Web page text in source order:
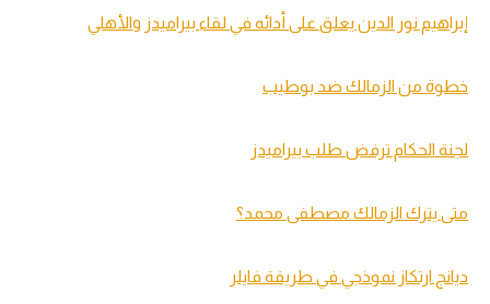
إبراهيم نور الدين يعلق على أدائه في لقاء بيراميدز والأهلي
خطوة من الزمالك ضد بوطيب
لجنة الحكام ترفض طلب بيراميدز
متى يترك الزمالك مصطفى محمد؟
ديانج ارتكاز نموذجي في طريقة فايلر